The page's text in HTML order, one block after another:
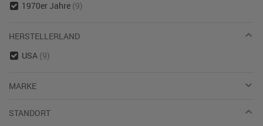
1970er Jahre (9)
HERSTELLERLAND
USA (9)
MARKE
STANDORT